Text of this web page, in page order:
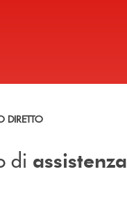
immediata?
DIRETTO
di assistenza